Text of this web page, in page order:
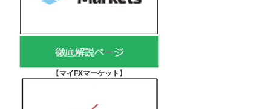
【マイFXマーケット 】